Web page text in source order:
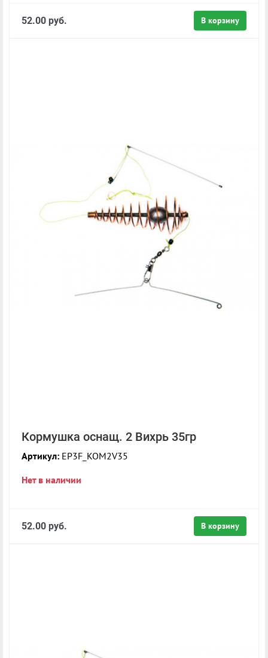
В корзину
52.00 руб.
Кормушка оснащ. 2 Вихрь 35гр
Артикул: EP3F_KOM2V35
Нет в наличии
В корзину
52.00 руб.